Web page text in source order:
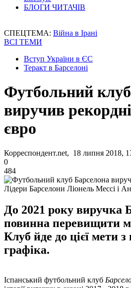
БЛОГИ ЧИТАЧІВ
СПЕЦТЕМА: Війна в Ірані
ВСІ ТЕМИ
Вступ України в ЄС
Теракт в Барселоні
Футбольний
виручив
євро
Корреспондент.net, 18 липня 2018,
0
484
Лідери Барселони Ліонель Мессі і
До 2021 року виручка
повинна перевищити
Клуб йде до цієї мети
графіка.
Іспанський футбольний клуб